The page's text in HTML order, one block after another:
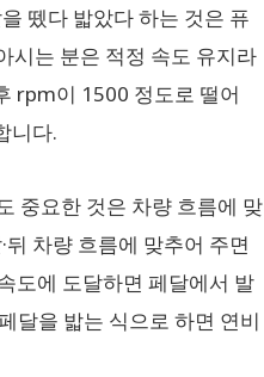
뗐다 밟았다 하는 것은 퓨
시는 분은 적정 속도 유지라
rpm이 1500 정도로 떨어
니다.
중요한 것은 차량 흐름에 맞
차량 흐름에 맞추어 주면
도에 도달하면 페달에서 발
달을 밟는 식으로 하면 연비